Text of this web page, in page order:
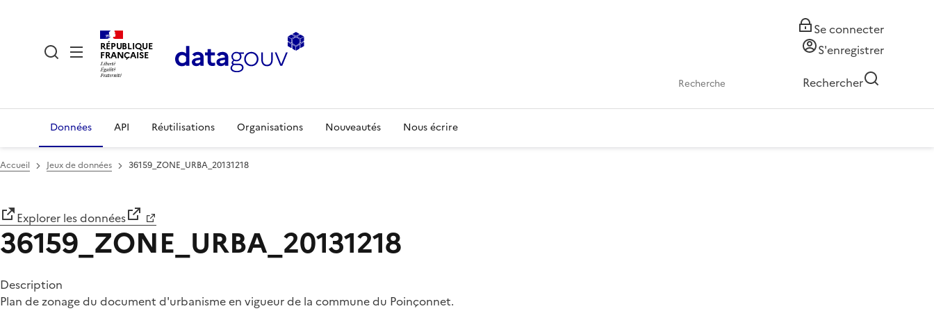
RÉPUBLIQUE
FRANÇAISE
Se connecter
S'enregistrer
Rechercher
Données API Réutilisations Organisations Nouveautés Nous écrire
Accueil Jeux de données 36159_ZONE_URBA_20131218
Explorer les données
36159_ZONE_URBA_20131218
Description
Plan de zonage du document d'urbanisme en vigueur de la commune du Poinçonnet.